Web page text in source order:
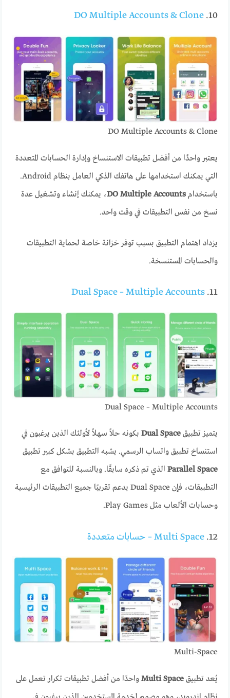
10.
DO Multiple Accounts & Clone
DO Multiple Accounts & Clone
يعتبر واحدًا من أفضل تطبيقات الاستنساخ وإدارة الحسابات المتعددة
التي يمكنك استخدامها على هاتفك الذكي العامل بنظام Android.
باستخدامDO Multiple Accounts، يمكنك إنشاء وتشغيل عدة
نسخ من نفس التطبيقات في وقت واحد.
يزداد اهتمام التطبيق بسبب توفر خزانة خاصة لحماية التطبيقات
والحسابات المستنسخة.
11.
Dual Space – Multiple Accounts
Dual Space – Multiple Accounts
يتميز تطبيقDual Space بكونه حلاً سهلاً لأولئك الذين يرغبون في
استنساخ تطبيق واتساب الرسمي. يشبه التطبيق بشكل كبير تطبيق
Parallel Space الذي تم ذكره سابقًا. وبالنسبة للتوافق مع
التطبيقات، فإن Dual Space يدعم تقريبًا جميع التطبيقات الرئيسية
وحسابات الألعاب مثل Play Games.
12. Multi Space – حسابات متعددة
Multi-Space
يُعد تطبيقMulti Space واحدًا من أفضل تطبيقات تكرار تعمل على